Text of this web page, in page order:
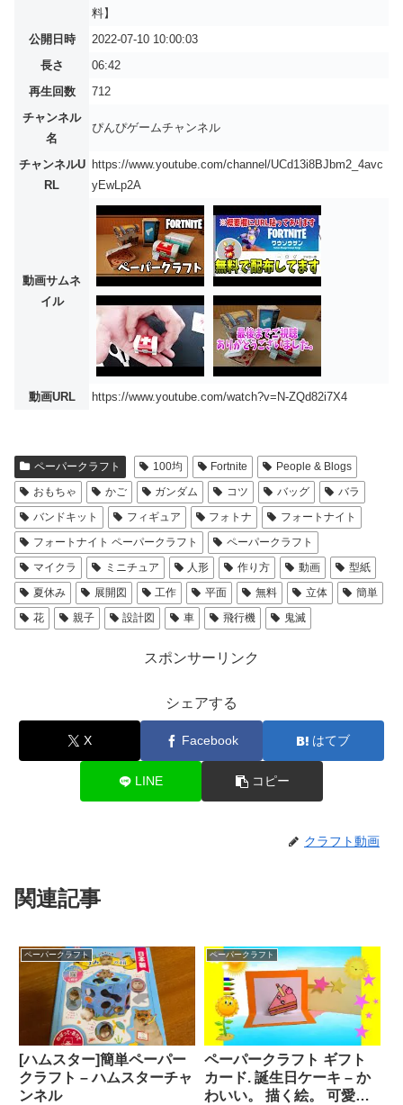
料】
公開日時
2022-07-10 10:00:03
長さ
06:42
再生回数
712
チャンネル
名
ぴんぴゲームチャンネル
チャンネルU
RL
https://www.youtube.com/channel/UCd13i8BJbm2_4avc
yEwLp2A
動画サムネ
イル
動画URL https://www.youtube.com/watch?v=N-ZQd82i7X4
ペーパークラフト 100均 Fortnite
People & Blogs
おもちゃ
かご ガンダム コツ バッグ
バラ
バンドキット
フィギュア フォトナ
フォートナイト
フォートナイト ペーパークラフト
ペーパークラフト
マイクラ
ミニチュア 人形 作り方 動画
型紙
夏休み
展開図 工作 平面 無料 立体
簡単
花
親子 設計図 車 飛行機 鬼滅
スポンサーリンク
シェアする
X Facebook はてブ
LINE コピー
クラフト動画
関連記事
ペーパークラフト
[ハムスター]簡単ペーパー
クラフト – ハムスターチャ
ンネル
ペーパークラフト
ペーパークラフト ギフト
カード. 誕生日ケーキ – か
わいい。 描く絵。 可愛く